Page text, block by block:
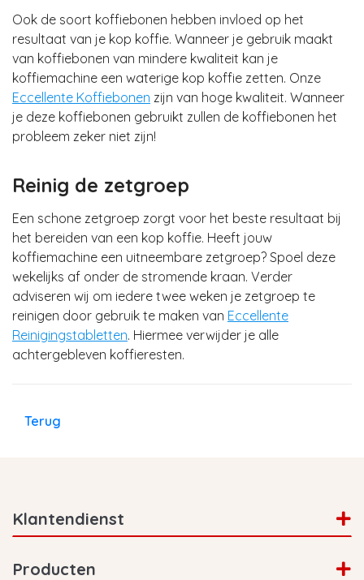
Ook de soort koffiebonen hebben invloed op het
resultaat van je kop koffie. Wanneer je gebruik maakt
van koffiebonen van mindere kwaliteit kan je
koffiemachine een waterige kop koffie zetten. Onze
Eccellente Koffiebonen zijn van hoge kwaliteit. Wanneer
je deze koffiebonen gebruikt zullen de koffiebonen het
probleem zeker niet zijn!
Reinig de zetgroep
Een schone zetgroep zorgt voor het beste resultaat bij
het bereiden van een kop koffie. Heeft jouw
koffiemachine een uitneembare zetgroep? Spoel deze
wekelijks af onder de stromende kraan. Verder
adviseren wij om iedere twee weken je zetgroep te
reinigen door gebruik te maken van Eccellente
Reinigingstabletten. Hiermee verwijder je alle
achtergebleven koffieresten.
Terug
Klantendienst
Producten